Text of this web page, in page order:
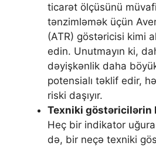
ticarət ölçüsünü
tənzimləmək üçün
(ATR) göstəricisi kimi
edin. Unutmayın ki,
dəyişkənlik daha
potensialı təklif edir,
riski daşıyır.
Texniki göstəricilərin
Heç bir indikator
də, bir neçə texniki